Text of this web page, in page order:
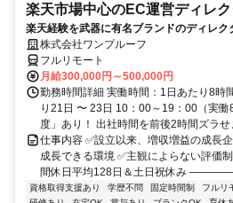
楽天市場中心のEC運営ディレ
楽天経験を武器に有名ブランドのディレ
株式会社ワンプルーフ
フルリモート
月給300,000円～500,000円
勤務時間詳細 実働時間：1日あたり8時
り21日 〜 23日 10：00～19：00（実
度」あり！ 出社時間を前後2時間ズラ
仕事内容 ✅設立以来、増収増益の成長
成長できる環境 ✅主観によらない評価
間休日平均128日＆土日祝休み
資格取得支援あり 学歴不問 固定時間制 フルリ